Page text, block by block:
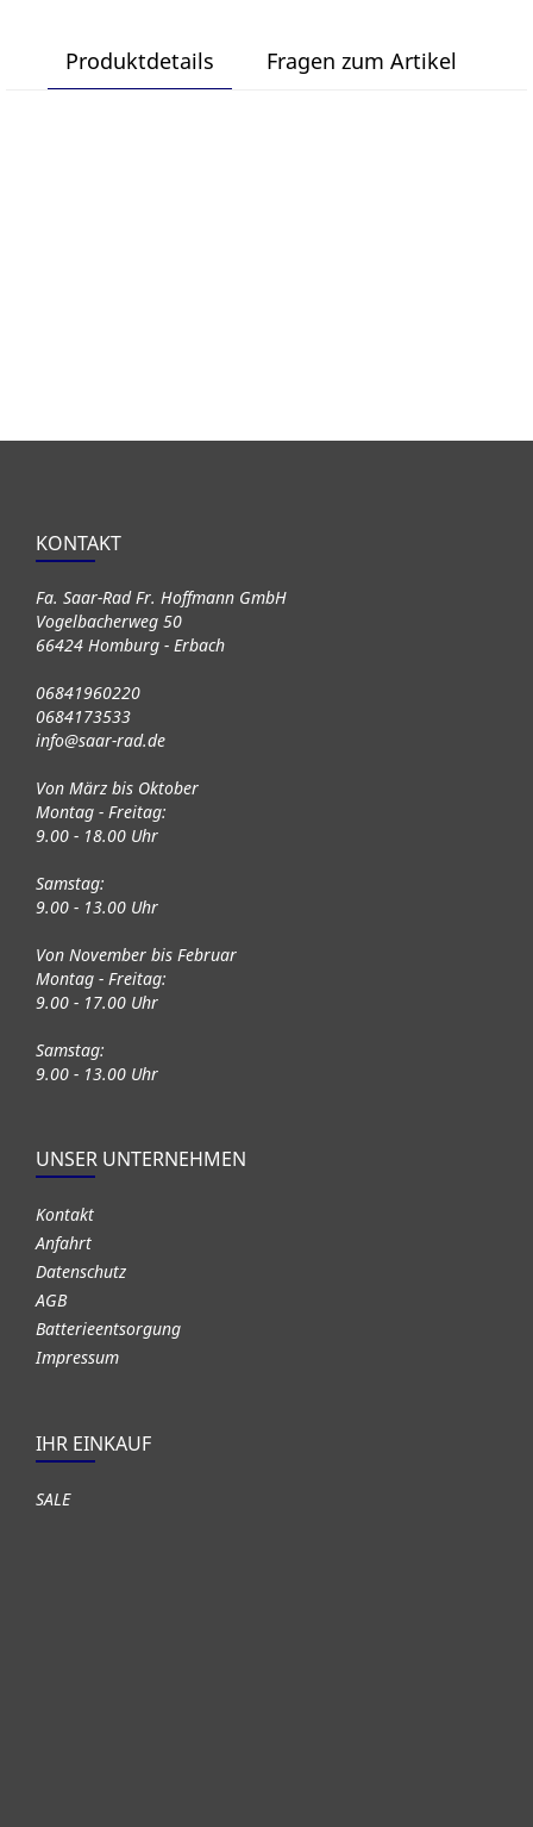
Produktdetails Fragen zum Artikel
KONTAKT
Fa. Saar-Rad Fr. Hoffmann GmbH
Vogelbacherweg 50
66424 Homburg - Erbach
06841960220
0684173533
info@saar-rad.de
Von März bis Oktober
Montag - Freitag:
9.00 - 18.00 Uhr
Samstag:
9.00 - 13.00 Uhr
Von November bis Februar
Montag - Freitag:
9.00 - 17.00 Uhr
Samstag:
9.00 - 13.00 Uhr
UNSER UNTERNEHMEN
Kontakt
Anfahrt
Datenschutz
AGB
Batterieentsorgung
Impressum
IHR EINKAUF
SALE